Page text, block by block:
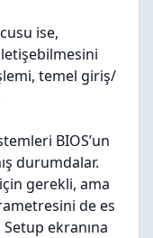
ise,
iletişebilmesini
temel giriş/
BIOS’un
durumdalar.
gerekli, ama
de es
ekranına